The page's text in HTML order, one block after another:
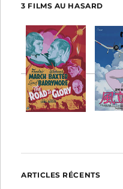
3 FILMS AU HASARD
ARTICLES RÉCENTS